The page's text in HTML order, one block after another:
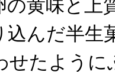
の黄味と上
込んだ半生
せたよう